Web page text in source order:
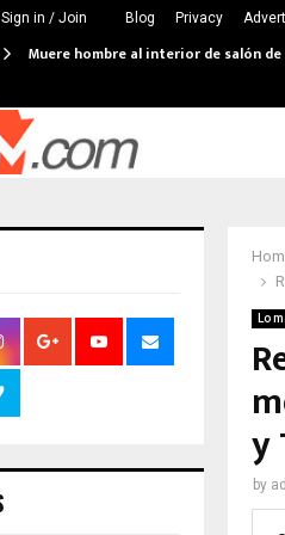
Sign in / Join Blog Privacy
Muere hombre al interior de salón
Lo
y
by